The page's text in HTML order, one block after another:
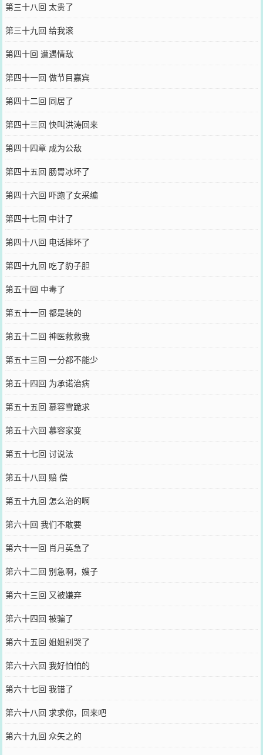
第三十八回 太贵了
第三十九回 给我滚
第四十回 遭遇情敌
第四十一回 做节目嘉宾
第四十二回 同居了
第四十三回 快叫洪涛回来
第四十四章 成为公敌
第四十五回 肠胃冰坏了
第四十六回 吓跑了女采编
第四十七回 中计了
第四十八回 电话摔坏了
第四十九回 吃了豹子胆
第五十回 中毒了
第五十一回 都是装的
第五十二回 神医救救我
第五十三回 一分都不能少
第五十四回 为承诺治病
第五十五回 慕容雪跪求
第五十六回 慕容家变
第五十七回 讨说法
第五十八回 赔 偿
第五十九回 怎么治的啊
第六十回 我们不敢要
第六十一回 肖月英急了
第六十二回 别急啊，嫂子
第六十三回 又被嫌弃
第六十四回 被骗了
第六十五回 姐姐别哭了
第六十六回 我好怕怕的
第六十七回 我错了
第六十八回 求求你，回来吧
第六十九回 众矢之的